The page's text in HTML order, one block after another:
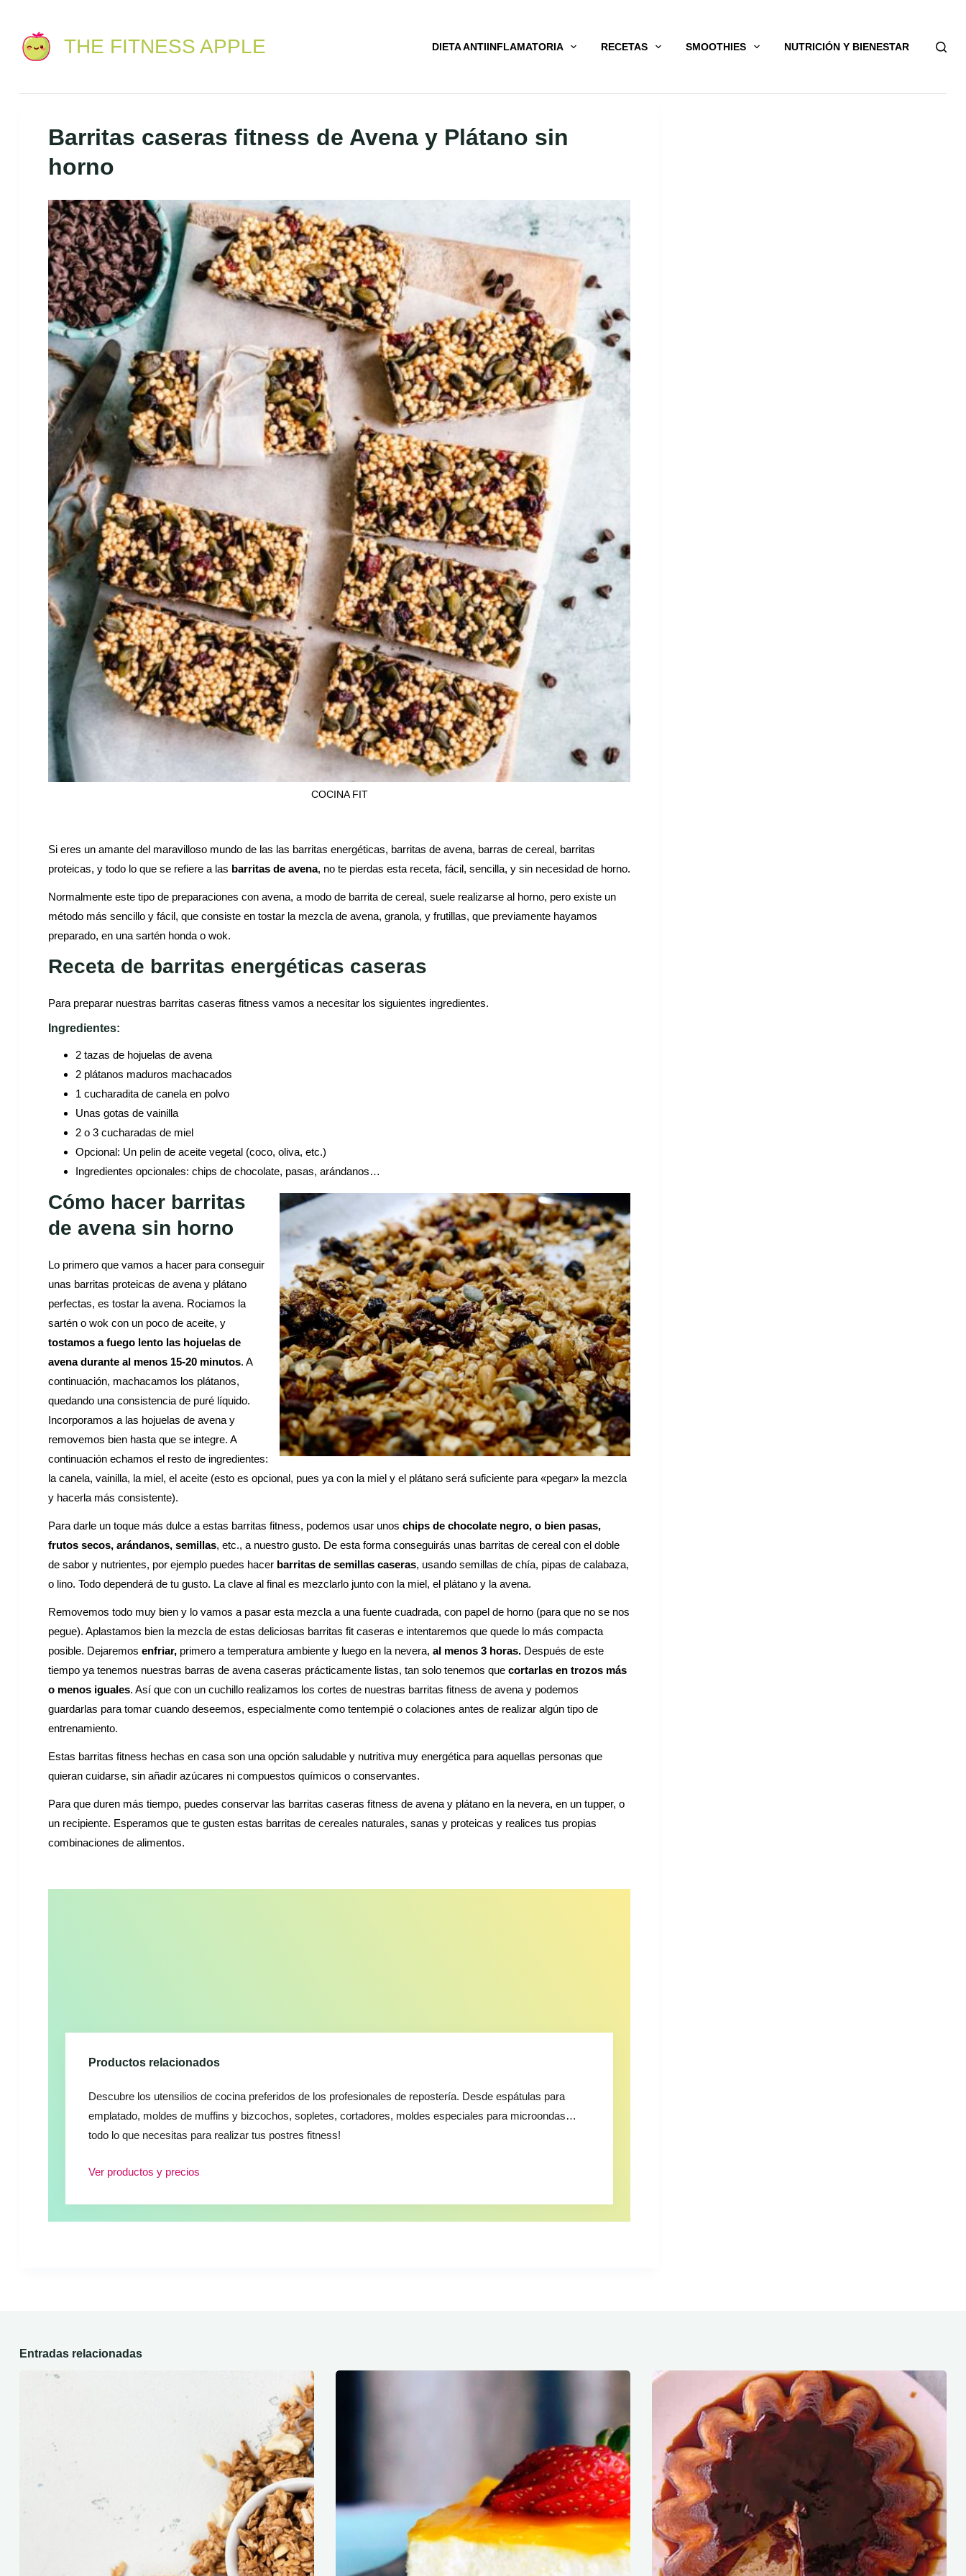
THE FITNESS APPLE DIETA ANTIINFLAMATORIA RECETAS SMOOTHIES NUTRICIÓN Y BIENESTAR
Barritas caseras fitness de Avena y Plátano sin
horno
COCINA FIT
Si eres un amante del maravilloso mundo de las las barritas energéticas, barritas de avena, barras de cereal, barritas
proteicas, y todo lo que se refiere a las barritas de avena, no te pierdas esta receta, fácil, sencilla, y sin necesidad de horno.
Normalmente este tipo de preparaciones con avena, a modo de barrita de cereal, suele realizarse al horno, pero existe un
método más sencillo y fácil, que consiste en tostar la mezcla de avena, granola, y frutillas, que previamente hayamos
preparado, en una sartén honda o wok.
Receta de barritas energéticas caseras
Para preparar nuestras barritas caseras fitness vamos a necesitar los siguientes ingredientes.
Ingredientes:
2 tazas de hojuelas de avena
2 plátanos maduros machacados
1 cucharadita de canela en polvo
Unas gotas de vainilla
2 o 3 cucharadas de miel
Opcional: Un pelin de aceite vegetal (coco, oliva, etc.)
Ingredientes opcionales: chips de chocolate, pasas, arándanos…
Cómo hacer barritas
de avena sin horno
Lo primero que vamos a hacer para conseguir
unas barritas proteicas de avena y plátano
perfectas, es tostar la avena. Rociamos la
sartén o wok con un poco de aceite, y
tostamos a fuego lento las hojuelas de
avena durante al menos 15-20 minutos. A
continuación, machacamos los plátanos,
quedando una consistencia de puré líquido.
Incorporamos a las hojuelas de avena y
removemos bien hasta que se integre. A
continuación echamos el resto de ingredientes:
la canela, vainilla, la miel, el aceite (esto es opcional, pues ya con la miel y el plátano será suficiente para «pegar» la mezcla
y hacerla más consistente).
Para darle un toque más dulce a estas barritas fitness, podemos usar unos chips de chocolate negro, o bien pasas,
frutos secos, arándanos, semillas, etc., a nuestro gusto. De esta forma conseguirás unas barritas de cereal con el doble
de sabor y nutrientes, por ejemplo puedes hacer barritas de semillas caseras, usando semillas de chía, pipas de calabaza,
o lino. Todo dependerá de tu gusto. La clave al final es mezclarlo junto con la miel, el plátano y la avena.
Removemos todo muy bien y lo vamos a pasar esta mezcla a una fuente cuadrada, con papel de horno (para que no se nos
pegue). Aplastamos bien la mezcla de estas deliciosas barritas fit caseras e intentaremos que quede lo más compacta
posible. Dejaremos enfriar, primero a temperatura ambiente y luego en la nevera, al menos 3 horas. Después de este
tiempo ya tenemos nuestras barras de avena caseras prácticamente listas, tan solo tenemos que cortarlas en trozos más
o menos iguales. Así que con un cuchillo realizamos los cortes de nuestras barritas fitness de avena y podemos
guardarlas para tomar cuando deseemos, especialmente como tentempié o colaciones antes de realizar algún tipo de
entrenamiento.
Estas barritas fitness hechas en casa son una opción saludable y nutritiva muy energética para aquellas personas que
quieran cuidarse, sin añadir azúcares ni compuestos químicos o conservantes.
Para que duren más tiempo, puedes conservar las barritas caseras fitness de avena y plátano en la nevera, en un tupper, o
un recipiente. Esperamos que te gusten estas barritas de cereales naturales, sanas y proteicas y realices tus propias
combinaciones de alimentos.
Productos relacionados
Descubre los utensilios de cocina preferidos de los profesionales de repostería. Desde espátulas para
emplatado, moldes de muffins y bizcochos, sopletes, cortadores, moldes especiales para microondas…
todo lo que necesitas para realizar tus postres fitness!
Ver productos y precios
Entradas relacionadas